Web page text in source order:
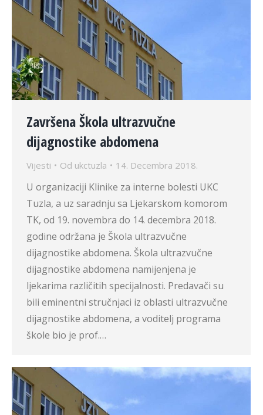
Završena Škola ultrazvučne
dijagnostike abdomena
Vijesti Od ukctuzla 14. Decembra 2018.
U organizaciji Klinike za interne bolesti UKC
Tuzla, a uz saradnju sa Ljekarskom komorom
TK, od 19. novembra do 14. decembra 2018.
godine održana je Škola ultrazvučne
dijagnostike abdomena. Škola ultrazvučne
dijagnostike abdomena namijenjena je
ljekarima različitih specijalnosti. Predavači su
bili eminentni stručnjaci iz oblasti ultrazvučne
dijagnostike abdomena, a voditelj programa
škole bio je prof.…